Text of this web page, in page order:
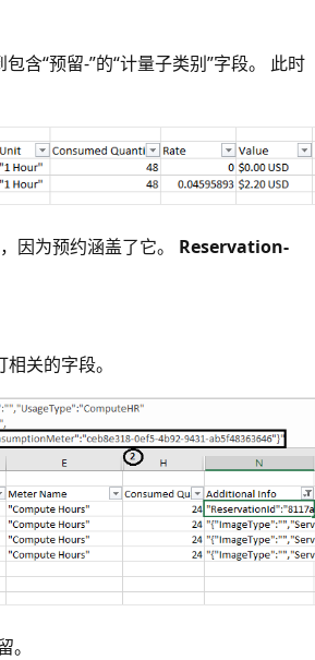
含“预留-”的“计量子类别”字段。 此时
因为预约涵盖了它。 Reservation-
关的字段。
。